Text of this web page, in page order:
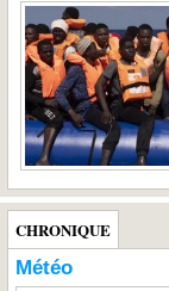
CHRONIQUE
Météo